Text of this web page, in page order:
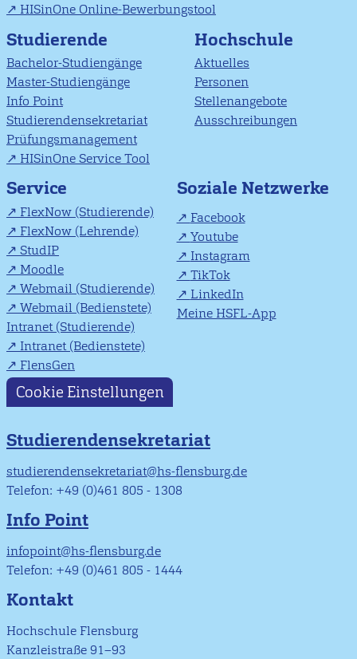
HISinOne Online-Bewerbungstool
Studierende
Bachelor-Studiengänge
Master-Studiengänge
Info Point
Studierendensekretariat
Prüfungsmanagement
HISinOne Service Tool
Hochschule
Aktuelles
Personen
Stellenangebote
Ausschreibungen
Service
FlexNow (Studierende)
FlexNow (Lehrende)
StudIP
Moodle
Webmail (Studierende)
Webmail (Bedienstete)
Intranet (Studierende)
Intranet (Bedienstete)
FlensGen
Soziale Netzwerke
Facebook
Youtube
Instagram
TikTok
LinkedIn
Meine HSFL-App
Cookie Einstellungen
Studierendensekretariat
studierendensekretariat@hs-flensburg.de
Telefon: +49 (0)461 805 - 1308
Info Point
infopoint@hs-flensburg.de
Telefon: +49 (0)461 805 - 1444
Kontakt
Hochschule Flensburg
Kanzleistraße 91–93